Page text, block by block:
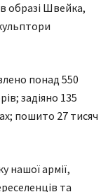
образі Швейка,
понад 550
задіяно 135
пошито 27 тисяч
нашої армії,
та